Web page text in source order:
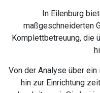
In Eilenburg
maßgeschneiderten
Komplettbetreuung, die
Von der Analyse über
hin zur Einrichtung